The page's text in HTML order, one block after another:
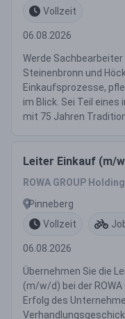
Vollzeit
06.08.2026
Werde
Steinenbronn und
Einkaufsprozesse,
im Blick. Sei Teil
mit 75 Jahren
Leiter Einkauf (m/
ROWA GROUP
Pinneberg
Vollzeit
06.08.2026
Übernehmen Sie die
(m/w/d) bei der
Erfolg des
Verhandlungsgeschick.